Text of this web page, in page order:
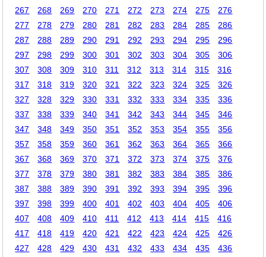
267 268 269 270 271 272 273 274 275
276
277
278 279 280 281 282 283 284 285
286
287
288 289 290 291 292 293 294 295
296
297
298 299 300 301 302 303 304 305
306
307
308 309 310 311 312 313 314 315
316
317
318 319 320 321 322 323 324 325
326
327
328 329 330 331 332 333 334 335
336
337
338 339 340 341 342 343 344 345
346
347
348 349 350 351 352 353 354 355
356
357
358 359 360 361 362 363 364 365
366
367
368 369 370 371 372 373 374 375
376
377
378 379 380 381 382 383 384 385
386
387
388 389 390 391 392 393 394 395
396
397
398 399 400 401 402 403 404 405
406
407
408 409 410 411 412 413 414 415
416
417
418 419 420 421 422 423 424 425
426
427
428 429 430 431 432 433 434 435
436